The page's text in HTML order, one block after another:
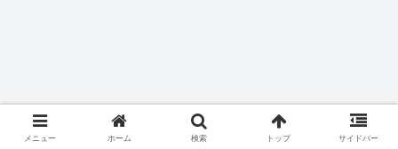
メニュー ホーム 検索 トップ サイドバー